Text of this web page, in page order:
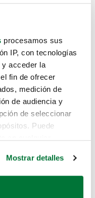
procesamos sus
IP, con tecnologías
acceder la
fin de ofrecer
medición de
de audiencia y
de seleccionar
Puede
Mostrar detalles
como
aquí.
que estás